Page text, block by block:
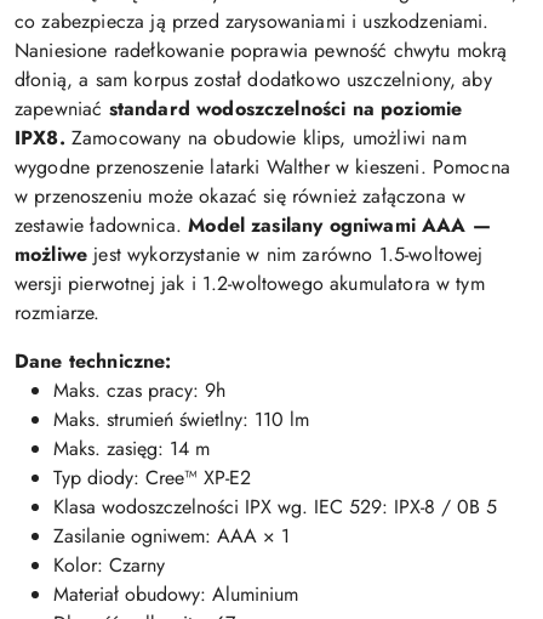
co zabezpiecza ją przed zarysowaniami i uszkodzeniami.
Naniesione radełkowanie poprawia pewność chwytu mokrą
dłonią, a sam korpus został dodatkowo uszczelniony, aby
zapewniać standard wodoszczelności na poziomie
IPX8. Zamocowany na obudowie klips, umożliwi nam
wygodne przenoszenie latarki Walther w kieszeni. Pomocna
w przenoszeniu może okazać się również załączona w
zestawie ładownica. Model zasilany ogniwami AAA —
możliwe jest wykorzystanie w nim zarówno 1.5-woltowej
wersji pierwotnej jak i 1.2-woltowego akumulatora w tym
rozmiarze.
Dane techniczne:
Maks. czas pracy: 9h
Maks. strumień świetlny: 110 lm
Maks. zasięg: 14 m
Typ diody: Cree™ XP-E2
Klasa wodoszczelności IPX wg. IEC 529: IPX-8 / 0B 5
Zasilanie ogniwem: AAA × 1
Kolor: Czarny
Materiał obudowy: Aluminium